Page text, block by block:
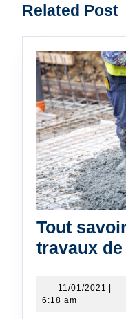
post:
Related Post
Tout
travaux
11/01/2021 11/
6:18 am